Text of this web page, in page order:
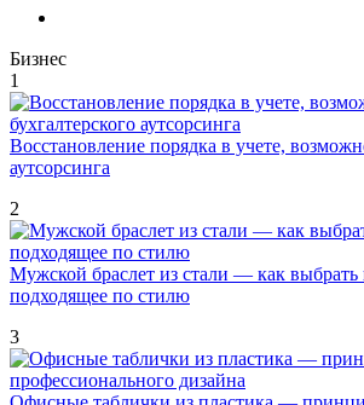
Бизнес
1
Восстановление порядка в учете,
аутсорсинга
2
Мужской браслет из стали — как выбрать
подходящее по стилю
3